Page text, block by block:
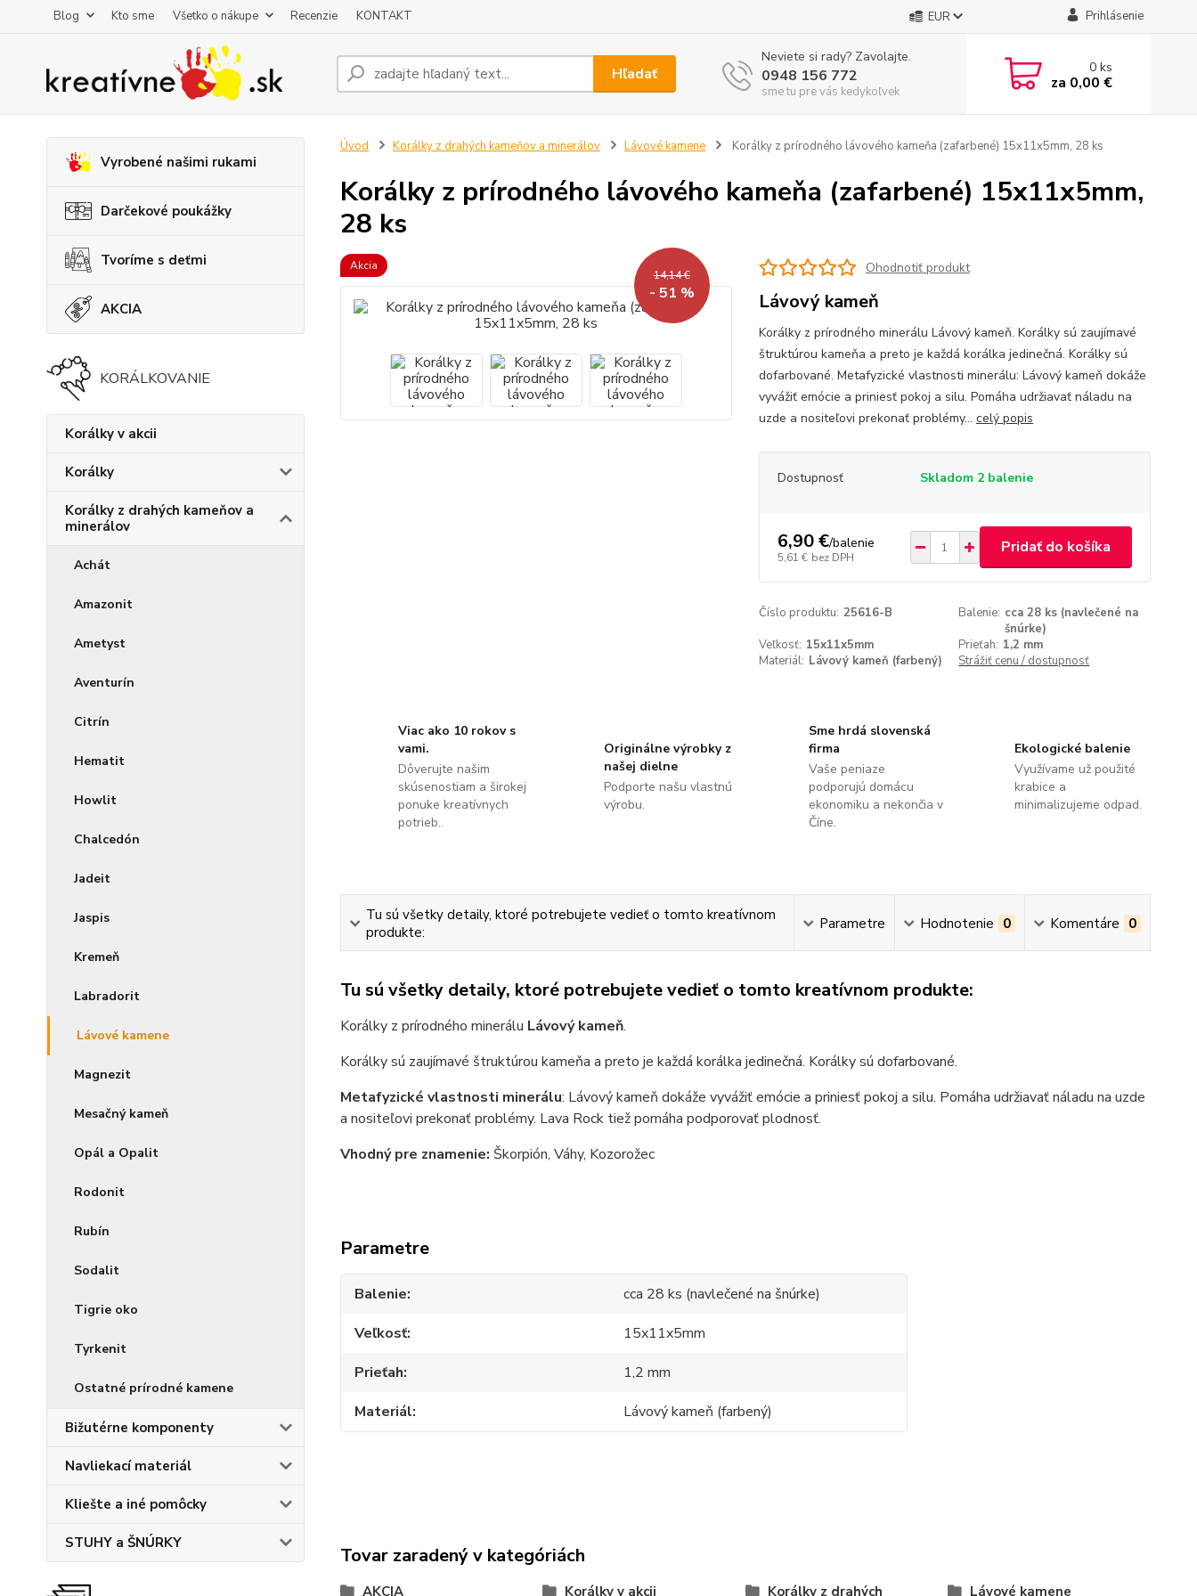
Blog Kto sme Všetko o nákupe Recenzie KONTAKT EUR Prihlásenie
Hľadať
Neviete si rady? Zavolajte.
0948 156 772
sme tu pre vás kedykoľvek
0ks
za 0,00 €
Vyrobené našimi rukami
Darčekové poukážky
Tvoríme s deťmi
AKCIA
KORÁLKOVANIE
Korálky v akcii
Korálky
Korálky z drahých kameňov a
minerálov
Achát
Amazonit
Ametyst
Aventurín
Citrín
Hematit
Howlit
Chalcedón
Jadeit
Jaspis
Kremeň
Labradorit
Lávové kamene
Magnezit
Mesačný kameň
Opál a Opalit
Rodonit
Rubín
Sodalit
Tigrie oko
Tyrkenit
Ostatné prírodné kamene
Bižutérne komponenty
Navliekací materiál
Kliešte a iné pomôcky
STUHY a ŠNÚRKY
Úvod Korálky z drahých kameňov a minerálov Lávové kamene Korálky z prírodného lávového kameňa (zafarbené) 15x11x5mm, 28 ks
Korálky z prírodného lávového kameňa (zafarbené) 15x11x5mm,
28 ks
Akcia
14,14 €
- 51 %
Ohodnotiť produkt
Lávový kameň
Korálky z prírodného minerálu Lávový kameň. Korálky sú zaujímavé
štruktúrou kameňa a preto je každá korálka jedinečná. Korálky sú
dofarbované. Metafyzické vlastnosti minerálu: Lávový kameň dokáže
vyvážiť emócie a priniesť pokoj a silu. Pomáha udržiavať náladu na
uzde a nositeľovi prekonať problémy... celý popis
Dostupnosť Skladom 2 balenie
6,90 €/balenie
5,61 € bez DPH
Pridať do košíka
Číslo produktu: 25616-B Balenie: cca 28 ks (navlečené na
šnúrke)
Veľkosť: 15x11x5mm Prieťah: 1,2 mm
Materiál: Lávový kameň (farbený) Strážiť cenu / dostupnosť
Viac ako 10 rokov s
vami.
Dôverujte našim
skúsenostiam a širokej
ponuke kreatívnych
potrieb..
Originálne výrobky z
našej dielne
Podporte našu vlastnú
výrobu.
Sme hrdá slovenská
firma
Vaše peniaze
podporujú domácu
ekonomiku a nekončia v
Číne.
Ekologické balenie
Využívame už použité
krabice a
minimalizujeme odpad.
Tu sú všetky detaily, ktoré potrebujete vedieť o tomto kreatívnom
produkte:
Parametre Hodnotenie 0 Komentáre 0
Tu sú všetky detaily, ktoré potrebujete vedieť o tomto kreatívnom produkte:
Korálky z prírodného minerálu Lávový kameň.
Korálky sú zaujímavé štruktúrou kameňa a preto je každá korálka jedinečná. Korálky sú dofarbované.
Metafyzické vlastnosti minerálu: Lávový kameň dokáže vyvážiť emócie a priniesť pokoj a silu. Pomáha udržiavať náladu na uzde
a nositeľovi prekonať problémy. Lava Rock tiež pomáha podporovať plodnosť.
Vhodný pre znamenie: Škorpión, Váhy, Kozorožec
Parametre
Balenie
cca 28 ks (navlečené na šnúrke)
Veľkosť
15x11x5mm
Prieťah
1,2 mm
Materiál
Lávový kameň (farbený)
Tovar zaradený v kategóriách
AKCIA Korálky v akcii Korálky z drahých Lávové kamene